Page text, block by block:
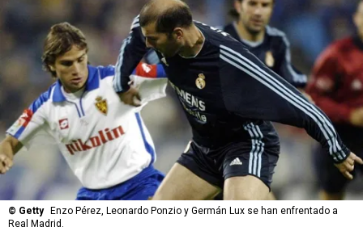
© Getty
Enzo Pérez, Leonardo Ponzio y Germán Lux se han enfrentado a
Real Madrid.